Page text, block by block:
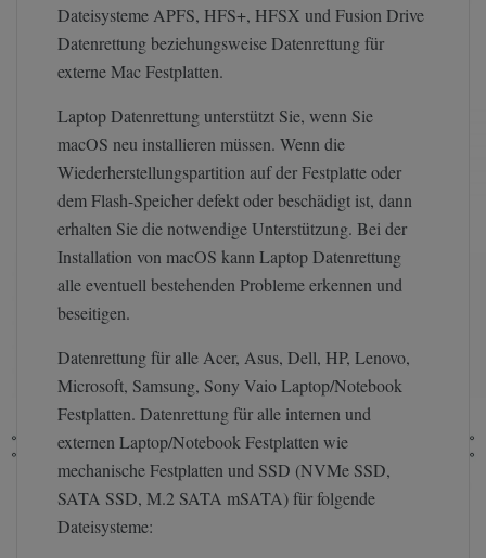
Dateisysteme APFS, HFS+, HFSX und Fusion Drive
Datenrettung beziehungsweise Datenrettung für
externe Mac Festplatten.
Laptop Datenrettung unterstützt Sie, wenn Sie
macOS neu installieren müssen. Wenn die
Wiederherstellungspartition auf der Festplatte oder
dem Flash-Speicher defekt oder beschädigt ist, dann
erhalten Sie die notwendige Unterstützung. Bei der
Installation von macOS kann Laptop Datenrettung
alle eventuell bestehenden Probleme erkennen und
beseitigen.
Datenrettung für alle Acer, Asus, Dell, HP, Lenovo,
Microsoft, Samsung, Sony Vaio Laptop/Notebook
Festplatten. Datenrettung für alle internen und
externen Laptop/Notebook Festplatten wie
mechanische Festplatten und SSD (NVMe SSD,
SATA SSD, M.2 SATA mSATA) für folgende
Dateisysteme: